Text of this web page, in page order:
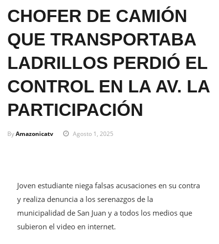
CHOFER DE CAMIÓN
QUE TRANSPORTABA
LADRILLOS PERDIÓ EL
CONTROL EN LA AV. LA
PARTICIPACIÓN
ByAmazonicatv Agosto 1, 2025
Joven estudiante niega falsas acusaciones en su contra
y realiza denuncia a los serenazgos de la
municipalidad de San Juan y a todos los medios que
subieron el video en internet.